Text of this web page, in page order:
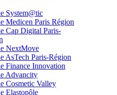
System@tic
Medicen Paris Région
Cap Digital Paris-
NextMove
AsTech Paris-Région
Finance Innovation
Advancity
Cosmetic Valley
Elastopôle